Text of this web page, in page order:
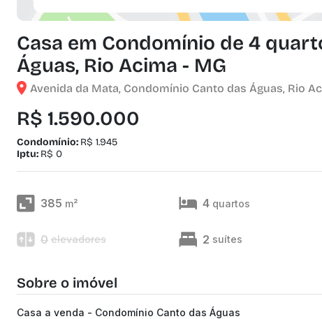
Casa em Condomínio de 4
Águas, Rio Acima - MG
Avenida da Mata, Condomínio Canto das Águas, Rio
R$ 1.590.000
Condomínio: R$ 1.945
Iptu: R$ 0
385 m² 4 quartos
0 elevadores 2 suítes
Sobre o imóvel
Casa a venda - Condomínio Canto das Águas